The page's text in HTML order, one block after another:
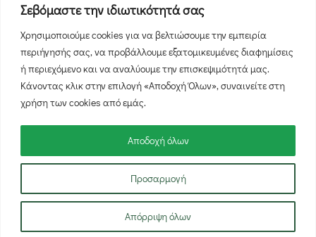
Σεβόμαστε την ιδιωτικότητά σας
Χρησιμοποιούμε cookies για να βελτιώσουμε την εμπειρία
περιήγησής σας, να προβάλλουμε εξατομικευμένες διαφημίσεις
ή περιεχόμενο και να αναλύουμε την επισκεψιμότητά μας.
Κάνοντας κλικ στην επιλογή «Αποδοχή Όλων», συναινείτε στη
χρήση των cookies από εμάς.
Προσαρμογή
Απόρριψη όλων
Αποδοχή όλων
Όροι χρήσης
Πολιτική επιστροφών
Φόρμα Υπαναχώρησης
© 2026 NutsBox.gr - Με την επιφύλαξη κάθε νόμιμου
δικαιώματος.
δημιουργία & φιλοξενία eshop bymanbiz